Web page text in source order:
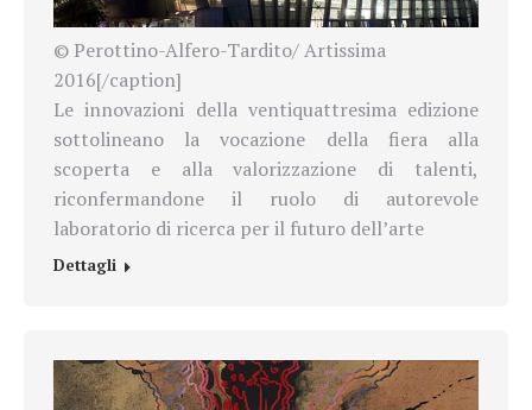
© Perottino-Alfero-Tardito/ Artissima
2016[/caption]
Le innovazioni della ventiquattresima edizione
sottolineano la vocazione della fiera alla
scoperta e alla valorizzazione di talenti,
riconfermandone il ruolo di autorevole
laboratorio di ricerca per il futuro dell’arte
Dettagli